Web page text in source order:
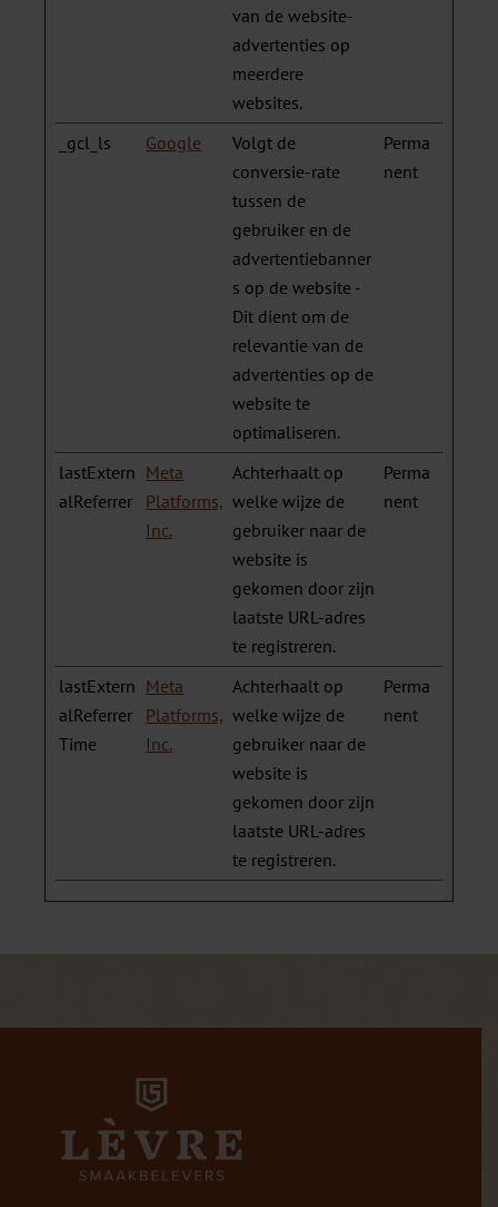
van de website-
advertenties op
meerdere
websites.
_gcl_ls Google
Volgt de
conversie-rate
tussen de
gebruiker en de
advertentiebanner
s op de website -
Dit dient om de
relevantie van de
advertenties op de
website te
optimaliseren.
Perma
nent
lastExtern
alReferrer
Meta
Platforms,
Inc.
Achterhaalt op
welke wijze de
gebruiker naar de
website is
gekomen door zijn
laatste URL-adres
te registreren.
Perma
nent
lastExtern
alReferrer
Time
Meta
Platforms,
Inc.
Achterhaalt op
welke wijze de
gebruiker naar de
website is
gekomen door zijn
laatste URL-adres
te registreren.
Perma
nent